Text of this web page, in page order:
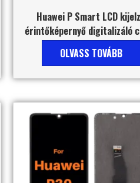
Huawei P Smart LCD
érintőképernyő digitalizáló
OLVASS TOVÁBB